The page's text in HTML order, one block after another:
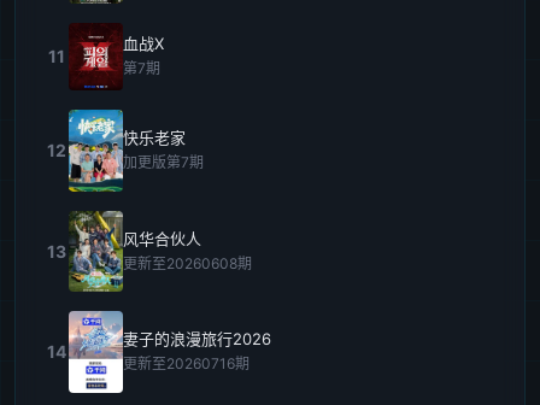
11
血战X
第7期
12
快乐老家
加更版第7期
13
风华合伙人
更新至20260608期
14
妻子的浪漫旅行2026
更新至20260716期